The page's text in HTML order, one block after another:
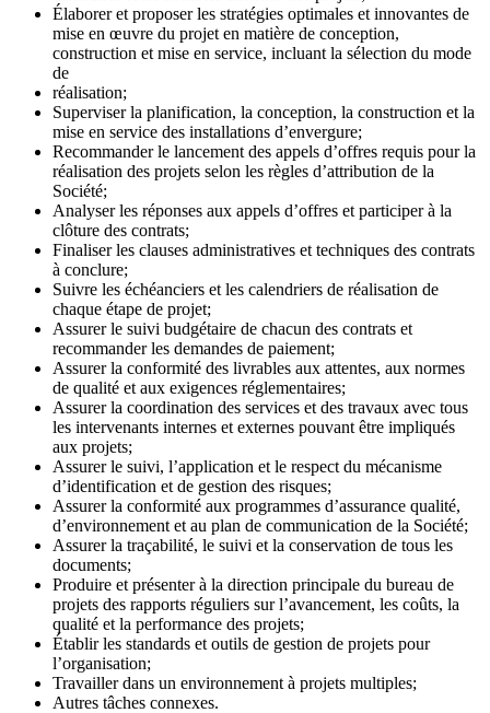
Élaborer et proposer les stratégies optimales et innovantes de
mise en œuvre du projet en matière de conception,
construction et mise en service, incluant la sélection du mode
de
réalisation;
Superviser la planification, la conception, la construction et la
mise en service des installations d’envergure;
Recommander le lancement des appels d’offres requis pour la
réalisation des projets selon les règles d’attribution de la
Société;
Analyser les réponses aux appels d’offres et participer à la
clôture des contrats;
Finaliser les clauses administratives et techniques des contrats
à conclure;
Suivre les échéanciers et les calendriers de réalisation de
chaque étape de projet;
Assurer le suivi budgétaire de chacun des contrats et
recommander les demandes de paiement;
Assurer la conformité des livrables aux attentes, aux normes
de qualité et aux exigences réglementaires;
Assurer la coordination des services et des travaux avec tous
les intervenants internes et externes pouvant être impliqués
aux projets;
Assurer le suivi, l’application et le respect du mécanisme
d’identification et de gestion des risques;
Assurer la conformité aux programmes d’assurance qualité,
d’environnement et au plan de communication de la Société;
Assurer la traçabilité, le suivi et la conservation de tous les
documents;
Produire et présenter à la direction principale du bureau de
projets des rapports réguliers sur l’avancement, les coûts, la
qualité et la performance des projets;
Établir les standards et outils de gestion de projets pour
l’organisation;
Travailler dans un environnement à projets multiples;
Autres tâches connexes.